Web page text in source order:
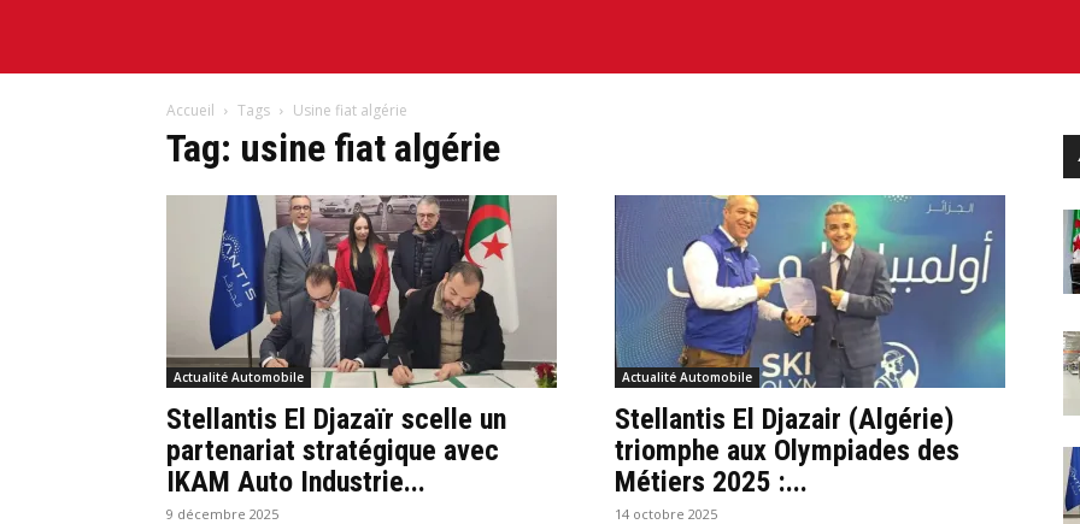
Accueil Tags Usine fiat algérie
Tag: usine fiat algérie
Actualité Automobile
Stellantis El Djazaïr scelle un
partenariat stratégique avec
IKAM Auto Industrie...
9 décembre 2025
Actualité Automobile
Stellantis El Djazair (Algérie)
triomphe aux Olympiades des
Métiers 2025 :...
14 octobre 2025